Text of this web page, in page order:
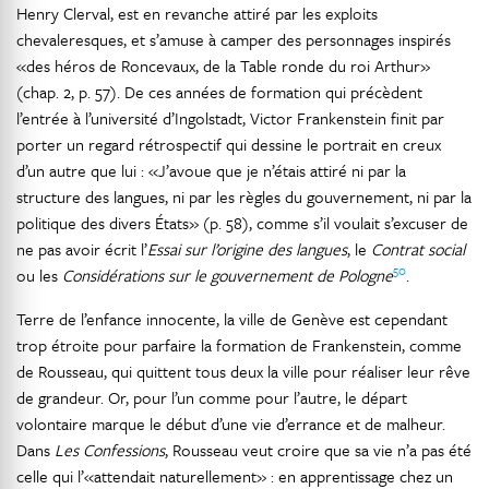
Henry Clerval, est en revanche attiré par les exploits
chevaleresques, et s’amuse à camper des personnages inspirés
«des héros de Roncevaux, de la Table ronde du roi Arthur»
(chap. 2, p. 57). De ces années de formation qui précèdent
l’entrée à l’université d’Ingolstadt, Victor Frankenstein finit par
porter un regard rétrospectif qui dessine le portrait en creux
d’un autre que lui : «J’avoue que je n’étais attiré ni par la
structure des langues, ni par les règles du gouvernement, ni par la
politique des divers États» (p. 58), comme s’il voulait s’excuser de
ne pas avoir écrit l’Essai sur l’origine des langues, le Contrat social
ou les Considérations sur le gouvernement de Pologne50.
Terre de l’enfance innocente, la ville de Genève est cependant
trop étroite pour parfaire la formation de Frankenstein, comme
de Rousseau, qui quittent tous deux la ville pour réaliser leur rêve
de grandeur. Or, pour l’un comme pour l’autre, le départ
volontaire marque le début d’une vie d’errance et de malheur.
Dans Les Confessions, Rousseau veut croire que sa vie n’a pas été
celle qui l’«attendait naturellement» : en apprentissage chez un